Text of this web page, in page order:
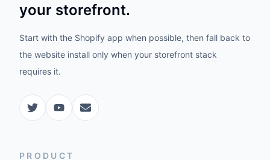
your storefront.
Start with the Shopify app when possible, then fall back to
the website install only when your storefront stack
requires it.
PRODUCT